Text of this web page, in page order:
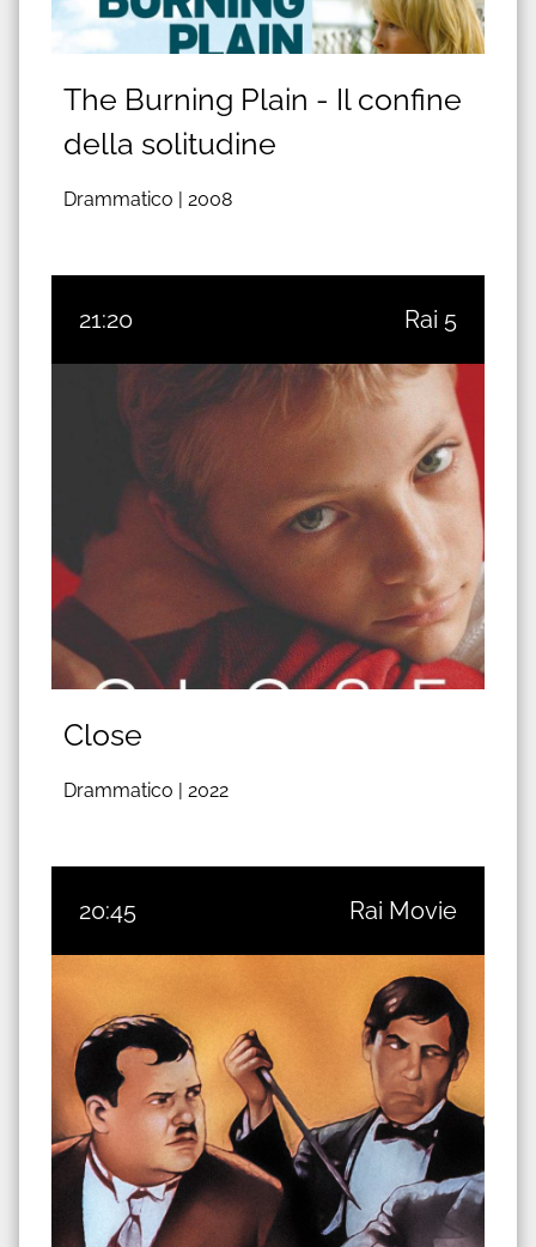
The Burning Plain - Il confine
della solitudine
Drammatico | 2008
21:20 Rai 5
Close
Drammatico | 2022
20:45 Rai Movie